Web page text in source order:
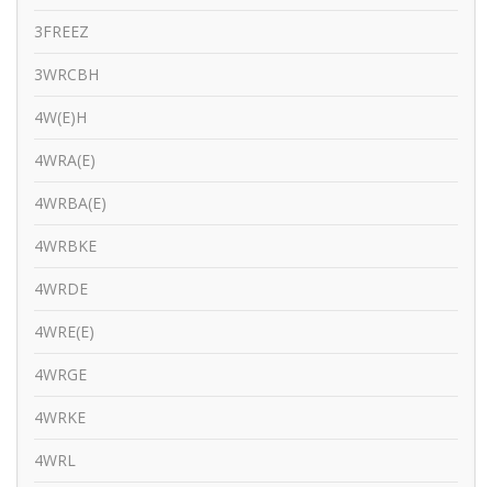
3FREEZ
3WRCBH
4W(E)H
4WRA(E)
4WRBA(E)
4WRBKE
4WRDE
4WRE(E)
4WRGE
4WRKE
4WRL